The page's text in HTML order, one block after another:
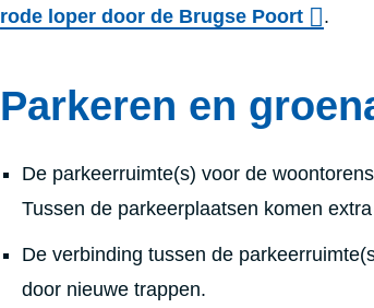
rode loper door de Brugse Poort
.
Parkeren en
​De parkeerruimte(s) voor de
Tussen de parkeerplaatsen komen
De verbinding tussen de
door nieuwe trappen.